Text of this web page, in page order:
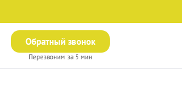
Обратный звонок
Перезвоним за 5 мин